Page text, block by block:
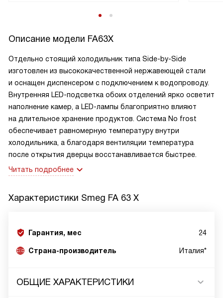
Описание модели FA63X
Отдельно стоящий холодильник типа Side-by-Side
изготовлен из высококачественной нержавеющей стали
и оснащен диспенсером с подключением к водопроводу.
Внутренняя LED-подсветка обоих отделений ярко осветит
наполнение камер, а LED-лампы благоприятно влияют
на длительное хранение продуктов. Система No frost
обеспечивает равномерную температуру внутри
холодильника, а благодаря вентиляции температура
после открытия дверцы восстанавливается быстрее.
Читать подробнее
Характеристики Smeg FA 63 X
Гарантия, мес 24
Страна-производитель Италия*
ОБЩИЕ ХАРАКТЕРИСТИКИ